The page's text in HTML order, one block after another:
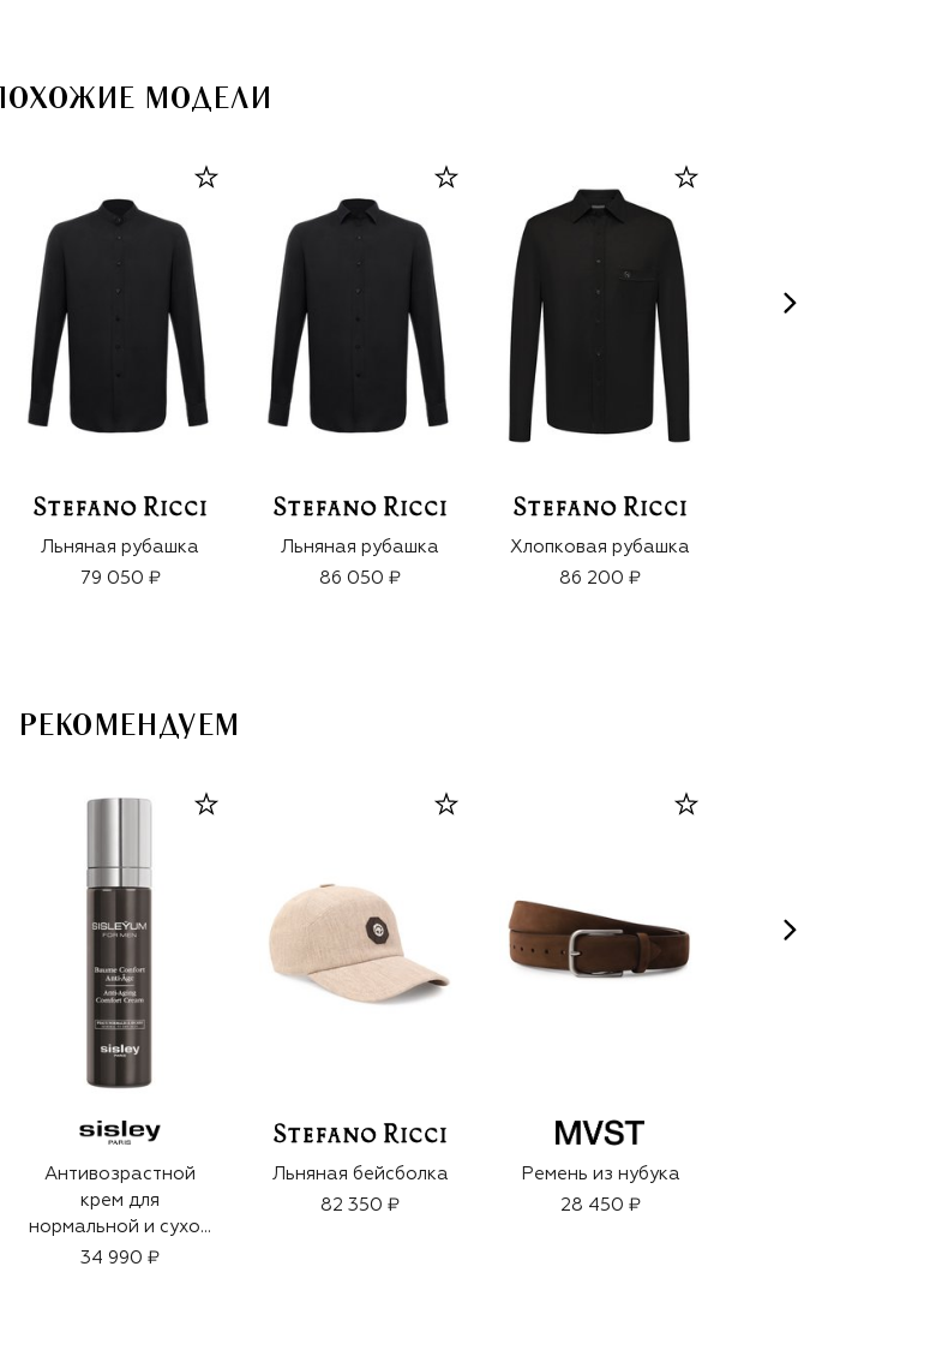
ПОХОЖИЕ МОДЕЛИ
Льняная рубашка
79 050 ₽
Льняная рубашка
86 050 ₽
Хлопковая рубашка
86 200 ₽
РЕКОМЕНДУЕМ
Антивозрастной
крем для
нормальной и сухой
кожи лица (50ml)
34 990 ₽
Льняная бейсболка
82 350 ₽
Ремень из нубука
28 450 ₽